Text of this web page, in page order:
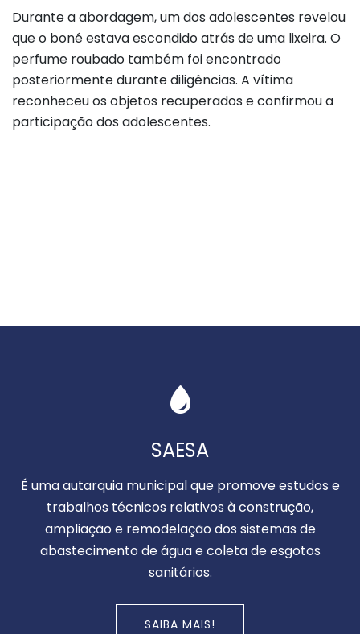
Durante a abordagem, um dos adolescentes revelou
que o boné estava escondido atrás de uma lixeira. O
perfume roubado também foi encontrado
posteriormente durante diligências. A vítima
reconheceu os objetos recuperados e confirmou a
participação dos adolescentes.
SAESA
É uma autarquia municipal que promove estudos e
trabalhos técnicos relativos à construção,
ampliação e remodelação dos sistemas de
abastecimento de água e coleta de esgotos
sanitários.
SAIBA MAIS!